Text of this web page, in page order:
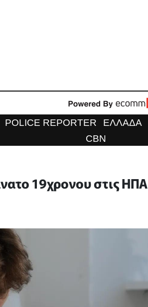
POLICE REPORTER ΕΛΛΑΔΑ
CBN
19χρονου στις ΗΠΑ